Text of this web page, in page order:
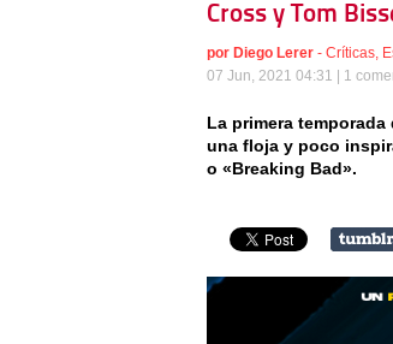
Cross y Tom
por Diego Lerer - Críticas
07 Jun, 2021 04:31 | 1
La primera
una floja y poco
o «Breaking Bad».